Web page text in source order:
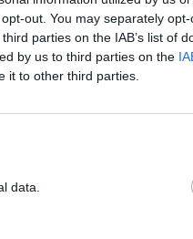
out. You may separately
parties on the IAB’s list of
by us to third parties on the
it to other third parties.
data.
pour le
nourrissant mieux
Les produits
saturés ».
à réguler le